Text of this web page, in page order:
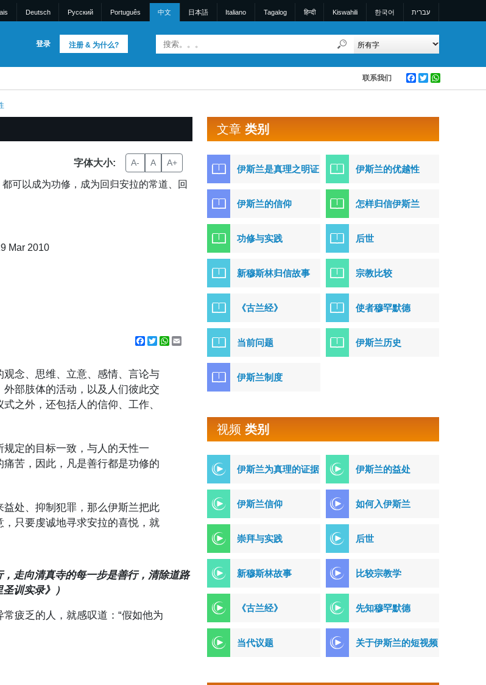
Deutsch Pусский Português 中文 日本語 Italiano Tagalog हिन्दी Kiswahili 한국어 עברית
注册 & 为什么?
登录
Facebook
Twitter
联系我们
字体大小: A- A A+
可以成为功修，成为回归安拉的常道、回
Mar 2010
Facebook
TwitterWhatsApp
念、思维、立意、感情、言论与
部肢体的活动，以及人们彼此交
之外，还包括人的信仰、工作、
定的目标一致，与人的天性一
苦，因此，凡是善行都是功修的
处、抑制犯罪，那么伊斯兰把此
只要虔诚地寻求安拉的喜悦，就
走向清真寺的每一步是善行，清除道路
训实录》）
疲乏的人，就感叹道：“假如他为
文章类别
伊斯兰是真理之明证 伊斯兰的优越性
伊斯兰的信仰 怎样归信伊斯兰
功修与实践 后世
新穆斯林归信故事 宗教比较
《古兰经》 使者穆罕默德
当前问题 伊斯兰历史
伊斯兰制度
视频类别
伊斯兰为真理的证据 伊斯兰的益处
伊斯兰信仰 如何入伊斯兰
崇拜与实践 后世
新穆斯林故事 比较宗教学
《古兰经》 先知穆罕默德
当代议题 关于伊斯兰的短视频